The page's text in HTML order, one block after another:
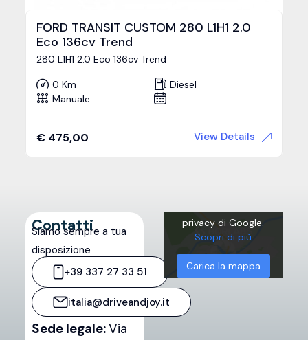
FORD TRANSIT CUSTOM 280 L1H1 2.0
Eco 136cv Trend
280 L1H1 2.0 Eco 136cv Trend
0 Km
Diesel
Manuale
€ 475,00 View Details
Contatti
Siamo sempre a tua
disposizione
+39 337 27 33 51
italia@driveandjoy.it
Sede legale:Via
privacy di Google.
Scopri di più
Carica la mappa